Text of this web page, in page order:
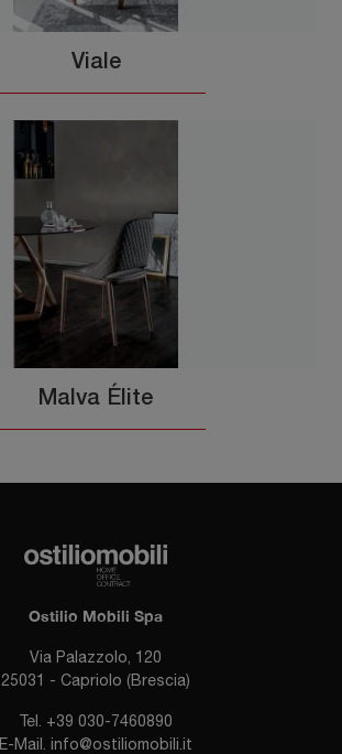
Viale
Malva Élite
Ostilio Mobili Spa
Via Palazzolo, 120
25031 - Capriolo (Brescia)
Tel. +39 030-7460890
E-Mail. info@ostiliomobili.it